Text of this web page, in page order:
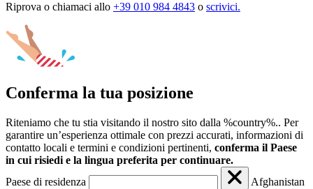
Riprova o chiamaci allo +39 010 984 4843 o scrivici.
Conferma la tua posizione
Riteniamo che tu stia visitando il nostro sito dalla %country%.. Per
garantire un’esperienza ottimale con prezzi accurati, informazioni di
contatto locali e termini e condizioni pertinenti, conferma il Paese
in cui risiedi e la lingua preferita per continuare.
Paese di residenza
Afghanistan